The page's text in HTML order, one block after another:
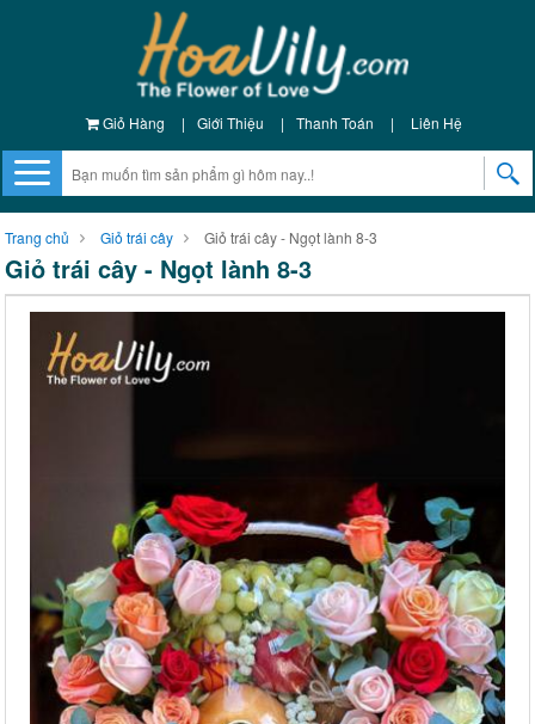
Giỏ Hàng | Giới Thiệu | Thanh Toán | Liên Hệ
Trang chủ Giỏ trái cây Giỏ trái cây - Ngọt lành 8-3
Giỏ trái cây - Ngọt lành 8-3